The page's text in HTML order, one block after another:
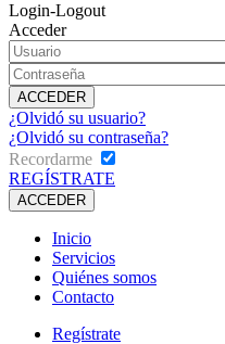
Login-Logout
Acceder
¿Olvidó su usuario?
¿Olvidó su contraseña?
Recordarme
REGÍSTRATE
Inicio
Servicios
Quiénes somos
Contacto
Regístrate